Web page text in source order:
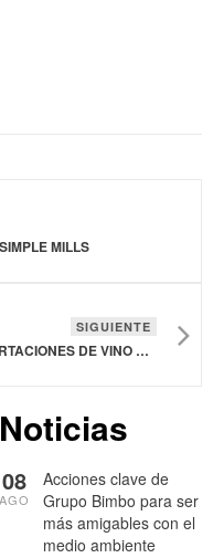
MILLS
SIGUIENTE
GOBIERNO VASCO APOYA LAS EXPORTACIONES DE VINO Y LA BÚSQUEDA DE NUEVOS MERCADOS
Noticias
Acciones clave de
Grupo Bimbo para ser
más amigables con el
medio ambiente
08
AGO